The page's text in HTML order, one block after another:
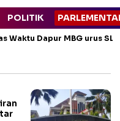
POLITIK
Waktu Dapur MBG urus